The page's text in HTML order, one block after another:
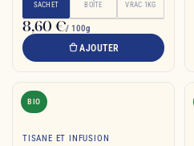
SACHET BOÎTE VRAC 1KG
8,60 €/ 100g
AJOUTER
BIO
TISANE ET INFUSION